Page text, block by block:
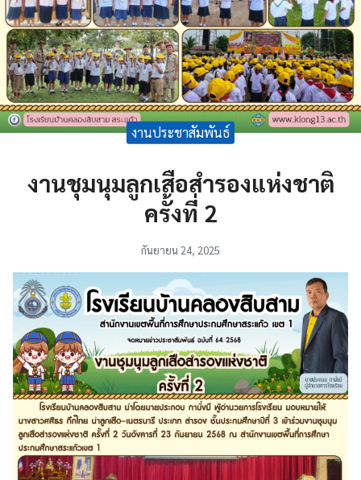
งานประชาสัมพันธ์
งานชุมนุมลูกเสือสำรองแห่งชาติ
ครั้งที่ 2
กันยายน 24, 2025